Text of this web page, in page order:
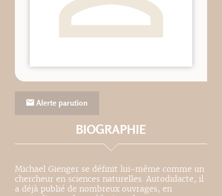
Alerte parution
BIOGRAPHIE
Michael Gienger se définit lui-même comme un
chercheur en sciences naturelles. Autodidacte, il
a déjà publié de nombreux ouvrages, en